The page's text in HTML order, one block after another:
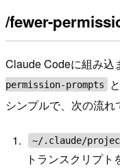
/fewer-
Claude Codeに組み込
permission-prompts
シンプルで、次の流れ
~/.claude/
トランスクリプ